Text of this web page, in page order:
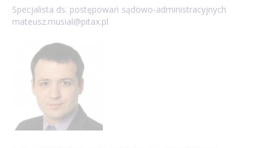
Specjalista ds. postępowań sądowo-administracyjnych
mateusz.musial@pitax.pl